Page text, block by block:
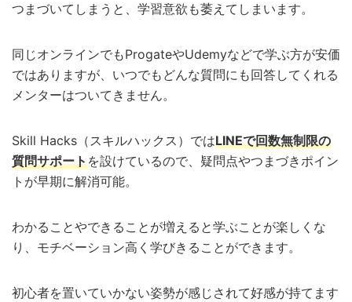
つまづいてしまうと、学習意欲も萎えてしまいます。
同じオンラインでもProgateやUdemyなどで学ぶ方が安価
ではありますが、いつでもどんな質問にも回答してくれる
メンターはついてきません。
Skill Hacks（スキルハックス）ではLINEで回数無制限の
質問サポートを設けているので、疑問点やつまづきポイン
トが早期に解消可能。
わかることやできることが増えると学ぶことが楽しくな
り、モチベーション高く学びきることができます。
初心者を置いていかない姿勢が感じされて好感が持てます